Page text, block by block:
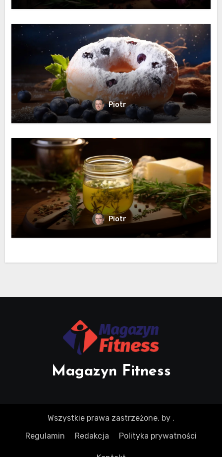
Piotr
Piotr
Magazyn Fitness
Wszystkie prawa zastrzeżone. by .
Regulamin
Redakcja Polityka prywatności